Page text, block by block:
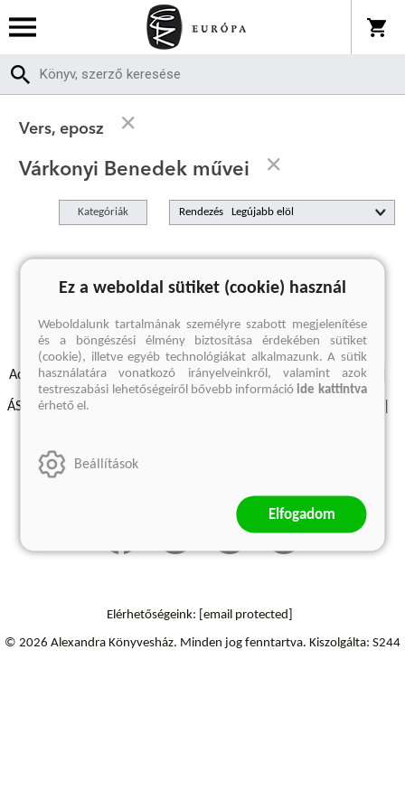
Vers, eposz
Várkonyi Benedek művei
Kategóriák Rendezés
A keresett kifejezésre nincs találat
Adatvédelmi szabályzatok Elállási felmondási nyilatkozat
ÁSZF - Vásárlási feltételek
Szállítási információk
Elérhetőségeink: [email protected]
© 2026 Alexandra Könyvesház. Minden jog fenntartva. Kiszolgálta: S244
Ez a weboldal sütiket (cookie) használ
Weboldalunk tartalmának személyre szabott megjelenítése
és a böngészési élmény biztosítása érdekében sütiket
(cookie), illetve egyéb technológiákat alkalmazunk. A sütik
használatára vonatkozó irányelveinkről, valamint azok
testreszabási lehetőségeiről bővebb információide kattintva
érhető el.
Beállítások
Elfogadom